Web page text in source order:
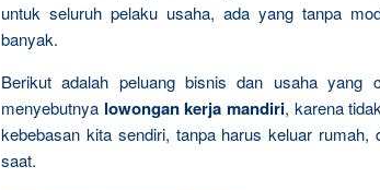
untuk seluruh pelaku usaha, ada yang tanpa
banyak.
Berikut adalah peluang bisnis dan usaha yang
menyebutnya lowongan kerja mandiri, karena
kebebasan kita sendiri, tanpa harus keluar
saat.